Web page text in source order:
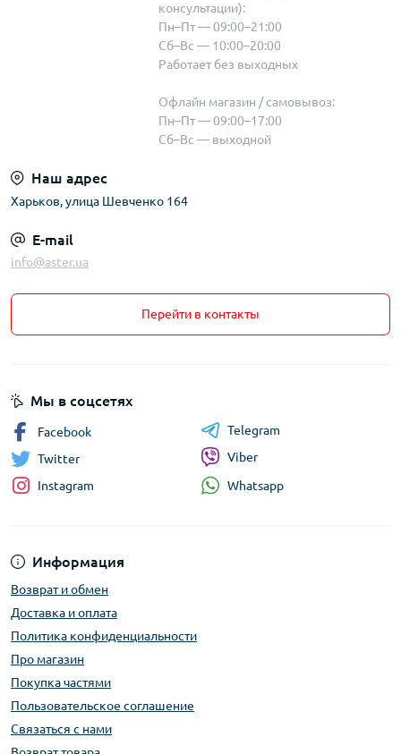
консультации):
Пн–Пт — 09:00–21:00
Сб–Вс — 10:00–20:00
Работает без выходных
Офлайн магазин / самовывоз:
Пн–Пт — 09:00–17:00
Сб–Вс — выходной
Наш адрес
Харьков, улица Шевченко 164
E-mail
info@aster.ua
Перейти в контакты
Информация
Возврат и обмен
Доставка и оплата
Политика конфиденциальности
Про магазин
Покупка частями
Пользовательское соглашение
Связаться с нами
Мы в соцсетях
Facebook
Twitter
Instagram
Telegram
Viber
Whatsapp